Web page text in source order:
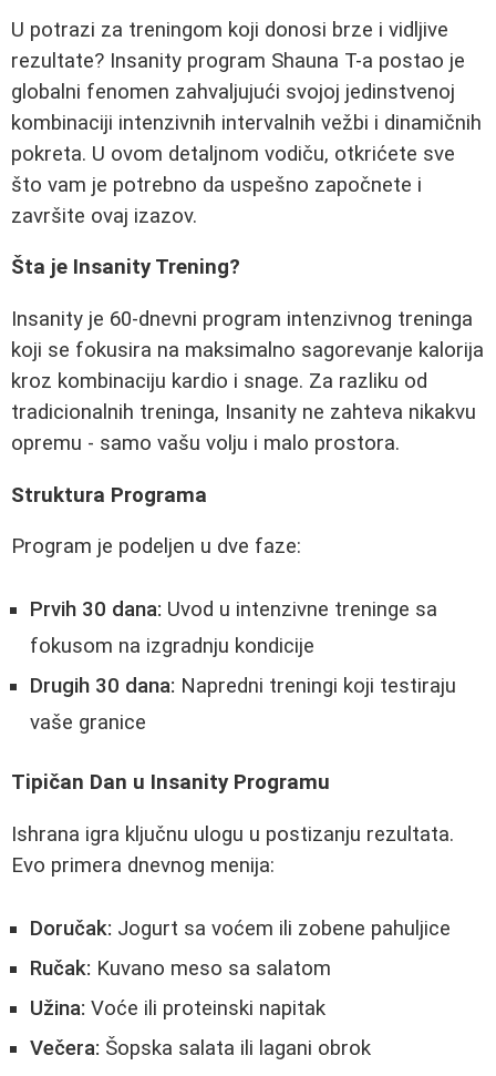
U potrazi za treningom koji donosi brze i vidljive
rezultate? Insanity program Shauna T-a postao je
globalni fenomen zahvaljujući svojoj jedinstvenoj
kombinaciji intenzivnih intervalnih vežbi i dinamičnih
pokreta. U ovom detaljnom vodiču, otkrićete sve
što vam je potrebno da uspešno započnete i
završite ovaj izazov.
Šta je Insanity Trening?
Insanity je 60-dnevni program intenzivnog treninga
koji se fokusira na maksimalno sagorevanje kalorija
kroz kombinaciju kardio i snage. Za razliku od
tradicionalnih treninga, Insanity ne zahteva nikakvu
opremu - samo vašu volju i malo prostora.
Struktura Programa
Program je podeljen u dve faze:
Prvih 30 dana: Uvod u intenzivne treninge sa
fokusom na izgradnju kondicije
Drugih 30 dana: Napredni treningi koji testiraju
vaše granice
Tipičan Dan u Insanity Programu
Ishrana igra ključnu ulogu u postizanju rezultata.
Evo primera dnevnog menija:
Doručak: Jogurt sa voćem ili zobene pahuljice
Ručak: Kuvano meso sa salatom
Užina: Voće ili proteinski napitak
Večera: Šopska salata ili lagani obrok